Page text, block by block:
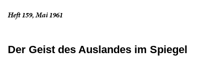
Heft 159, Mai 1961
Der Geist des Auslandes im Spiegel